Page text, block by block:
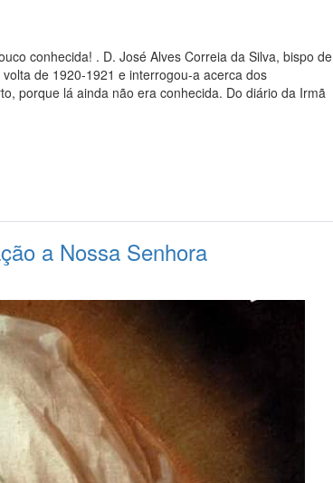
conhecida! . D. José Alves Correia da Silva, bispo de
de 1920-1921 e interrogou-a acerca dos
porque lá ainda não era conhecida. Do diário da Irmã
a Nossa Senhora